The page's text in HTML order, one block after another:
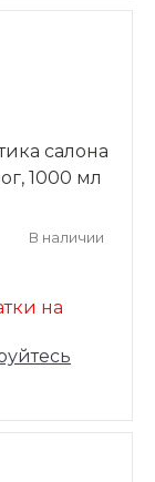
салона
1000 мл
В наличии
на